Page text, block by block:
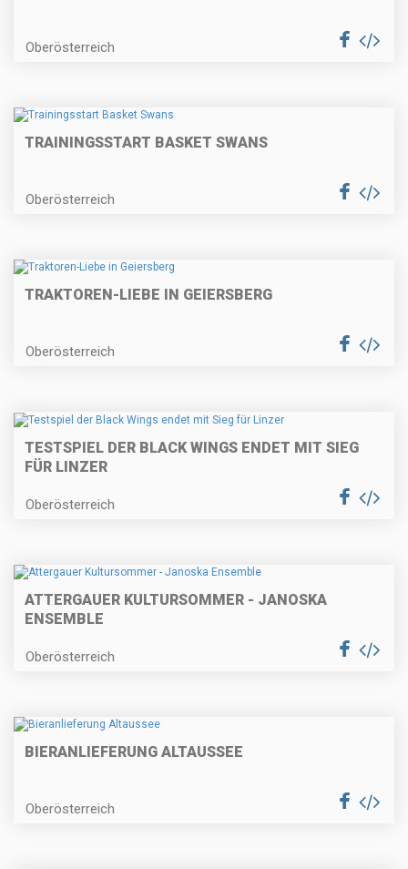
Oberösterreich
TRAININGSSTART BASKET SWANS
Oberösterreich
TRAKTOREN-LIEBE IN GEIERSBERG
Oberösterreich
TESTSPIEL DER BLACK WINGS ENDET MIT SIEG
FÜR LINZER
Oberösterreich
ATTERGAUER KULTURSOMMER - JANOSKA
ENSEMBLE
Oberösterreich
BIERANLIEFERUNG ALTAUSSEE
Oberösterreich